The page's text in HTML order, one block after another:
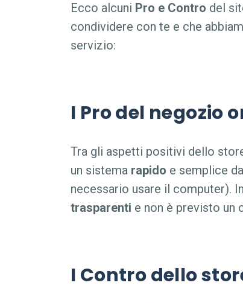
Ecco alcuni Pro e Contro del
condividere con te e che
servizio:
I Pro del negozio
Tra gli aspetti positivi dello
un sistema rapido e semplice
necessario usare il computer).
trasparenti e non è previsto un
I Contro dello